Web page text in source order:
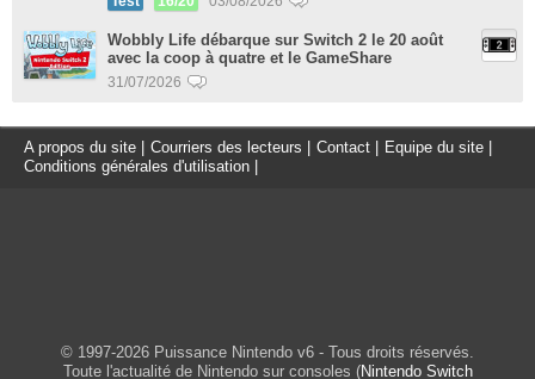
Wobbly Life débarque sur Switch 2 le 20 août
avec la coop à quatre et le GameShare
31/07/2026
A propos du site Courriers des lecteurs Contact Equipe du site
Conditions générales d'utilisation
© 1997-2026 Puissance Nintendo v6 - Tous droits réservés.
Toute l'actualité de Nintendo sur consoles (Nintendo Switch